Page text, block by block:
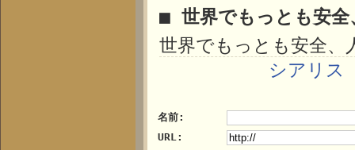
■ 世界でもっとも安全
世界でもっとも安全、
シアリス
名前:
URL: